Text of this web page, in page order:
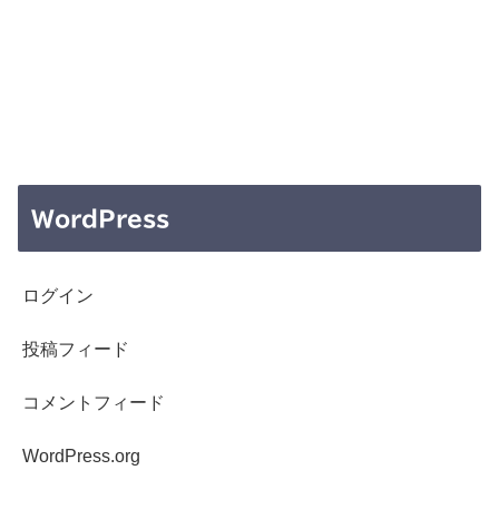
WordPress
ログイン
投稿フィード
コメントフィード
WordPress.org